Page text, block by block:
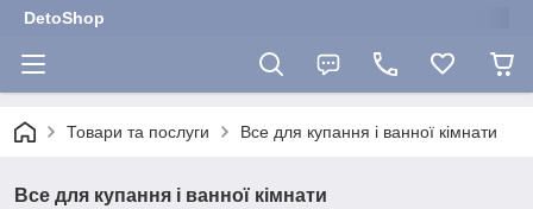
DetoShop
Товари та послуги Все для купання і ванної кімнати
Все для купання і ванної кімнати